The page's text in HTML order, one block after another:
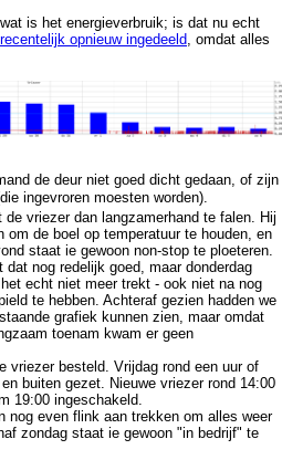
is het energieverbruik; is dat nu echt
recentelijk opnieuw ingedeeld, omdat alles
de deur niet goed dicht gedaan, of zijn
ingevroren moesten worden).
de vriezer dan langzamerhand te falen. Hij
om de boel op temperatuur te houden, en
staat ie gewoon non-stop te ploeteren.
dat nog redelijk goed, maar donderdag
echt niet meer trekt - ook niet na nog
te hebben. Achteraf gezien hadden we
grafiek kunnen zien, maar omdat
toenam kwam er geen
vriezer besteld. Vrijdag rond een uur of
buiten gezet. Nieuwe vriezer rond 14:00
19:00 ingeschakeld.
nog even flink aan trekken om alles weer
zondag staat ie gewoon "in bedrijf" te